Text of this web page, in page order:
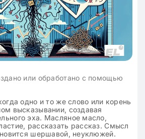
или обработано с помощью
одно и то же слово или корень
высказывании, создавая
эха. Масляное масло,
рассказать рассказ. Смысл
шершавой, неуклюжей.